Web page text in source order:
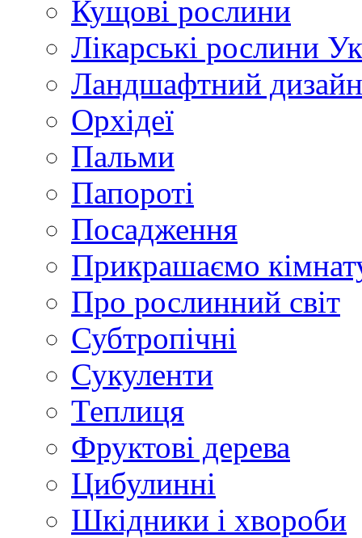
Кущові рослини
Лікарські рослини
Ландшафтний дизайн
Орхідеї
Пальми
Папороті
Посадження
Прикрашаємо
Про рослинний світ
Субтропічні
Сукуленти
Теплиця
Фруктові дерева
Цибулинні
Шкідники і хвороби